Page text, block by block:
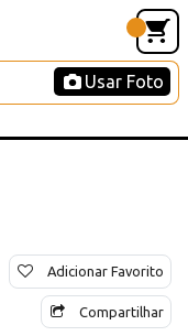
Usar Foto
Adicionar Favorito
Compartilhar